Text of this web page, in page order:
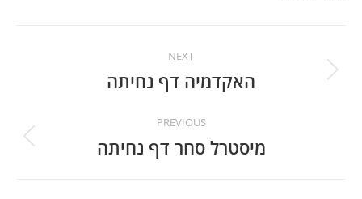
navigation
PREVIOUS
Previous
מיסטרל סחר דף נחיתה
NEXT
Next
האקדמיה דף נחיתה